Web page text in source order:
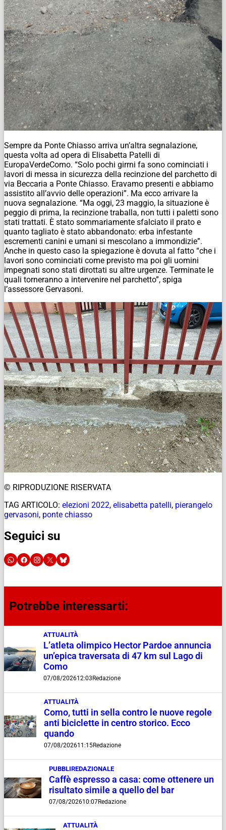
Sempre da Ponte Chiasso arriva un’altra segnalazione,
questa volta ad opera di Elisabetta Patelli di
EuropaVerdeComo. “Solo pochi girrni fa sono cominciati i
lavori di messa in sicurezza della recinzione del parchetto di
via Beccaria a Ponte Chiasso. Eravamo presenti e abbiamo
assistito all’avvio delle operazioni”. Ma ecco arrivare la
nuova segnalazione. “Ma oggi, 23 maggio, la situazione è
peggio di prima, la recinzione traballa, non tutti i paletti sono
stati trattati. È stato sommariamente sfalciato il prato e
quanto tagliato è stato abbandonato: erba infestante
escrementi canini e umani si mescolano a immondizie”.
Anche in questo caso la spiegazione è dovuta al fatto “che i
lavori sono cominciati come previsto ma poi gli uomini
impegnati sono stati dirottati su altre urgenze. Terminate le
quali torneranno a intervenire nel parchetto”, spiga
l’assessore Gervasoni.
© RIPRODUZIONE RISERVATA
TAG ARTICOLO: elezioni 2022, elisabetta patelli, pierangelo
gervasoni, ponte chiasso
Seguici su
Potrebbe interessarti:
ATTUALITÀ
L’atleta olimpico Hector Pardoe annuncia
un’epica traversata di 47 km sul Lago di
Como
07/08/202612:03 Redazione
ATTUALITÀ
Como, tutti in sella contro le nuove regole
anti biciclette in centro storico. Ecco
quando
07/08/202611:15Redazione
PUBBLIREDAZIONALE
Caffè espresso a casa: come ottenere un
risultato simile a quello del bar
07/08/202610:07Redazione
ATTUALITÀ